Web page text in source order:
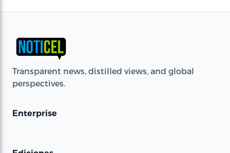
Transparent news, distilled views, and global
perspectives.
Enterprise